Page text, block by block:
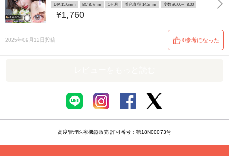
DIA 15.0mm BC 8.7mm 1ヶ月 着色直径 14.2mm 度数 ±0.00~ -8.00
¥1,760
2025年09月12日投稿 0参考になった
高度管理医療機器販売 許可番号：第18N00073号